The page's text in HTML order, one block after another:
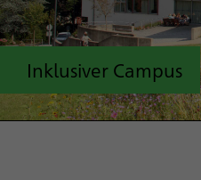
Inklusiver Campus